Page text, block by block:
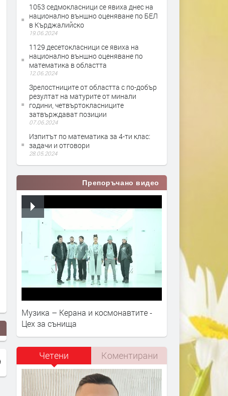
1053 седмокласници се явиха днес на
национално външно оценяване по БЕЛ
в Кърджалийско
19.06.2024
1129 десетокласници се явиха на
национално външно оценяване по
математика в областта
12.06.2024
Зрелостниците от областта с по-добър
резултат на матурите от минали
години, четвъртокласниците
затвърждават позиции
07.06.2024
Изпитът по математика за 4-ти клас:
задачи и отговори
28.05.2024
Препоръчано видео
Музика – Керана и космонавтите -
Цех за сънища
Четени Коментирани